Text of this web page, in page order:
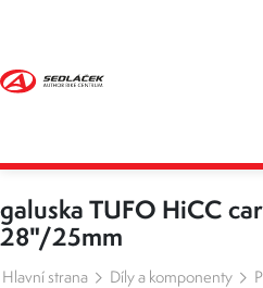
galuska TUFO HiCC
28"/25mm
Hlavní strana Díly a komponenty